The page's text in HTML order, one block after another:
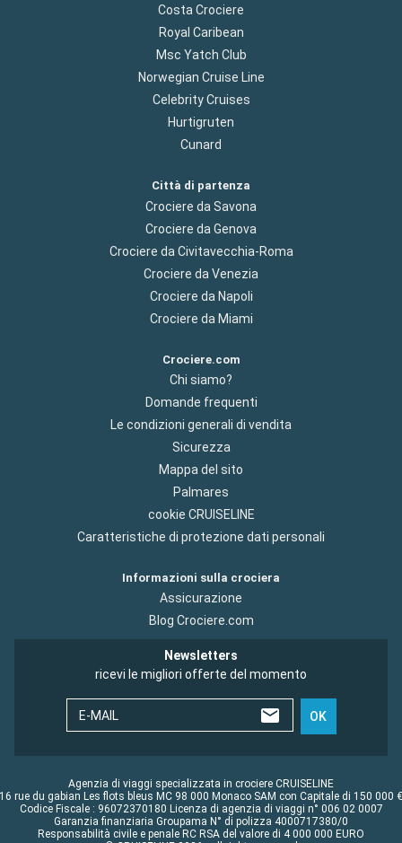
Costa Crociere
Royal Caribean
Msc Yatch Club
Norwegian Cruise Line
Celebrity Cruises
Hurtigruten
Cunard
Città di partenza
Crociere da Savona
Crociere da Genova
Crociere da Civitavecchia-Roma
Crociere da Venezia
Crociere da Napoli
Crociere da Miami
Crociere.com
Chi siamo?
Domande frequenti
Le condizioni generali di vendita
Sicurezza
Mappa del sito
Palmares
cookie CRUISELINE
Caratteristiche di protezione dati personali
Informazioni sulla crociera
Assicurazione
Blog Crociere.com
Newsletters
ricevi le migliori offerte del momento
E-MAIL OK
Agenzia di viaggi specializzata in crociere CRUISELINE
16 rue du gabian Les flots bleus MC 98 000 Monaco SAM con Capitale di 150 000 €
Codice Fiscale : 96072370180 Licenza di agenzia di viaggi n° 006 02 0007
Garanzia finanziaria Groupama N° di polizza 4000717380/0
Responsabilità civile e penale RC RSA del valore di 4 000 000 EURO